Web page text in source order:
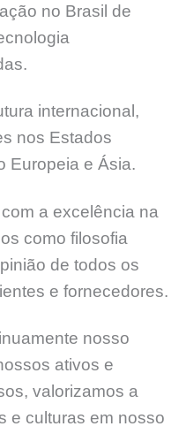
no Brasil de
internacional,
nos Estados
Europeia e Ásia.
a excelência na
como filosofia
de todos os
e fornecedores.
nosso
ativos e
valorizamos a
e culturas em nosso